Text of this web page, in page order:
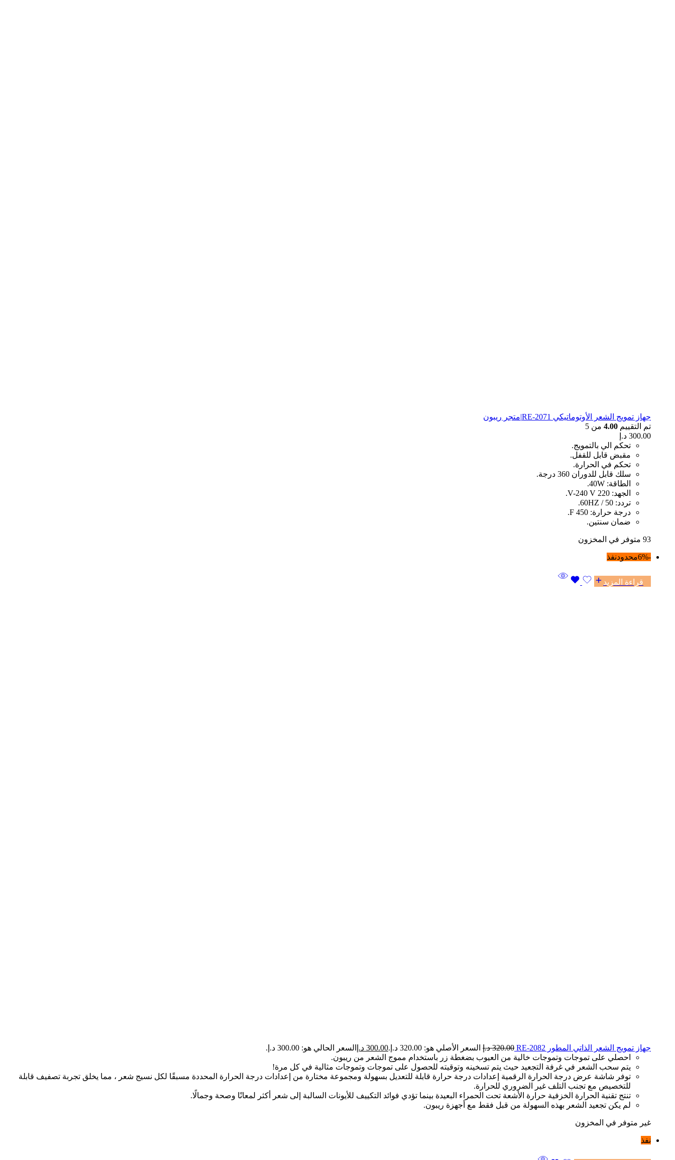
جهاز تمويج الشعر الأوتوماتيكي RE-2071|متجر ريبون
تم التقييم 4.00 من 5
300.00 د.إ
تحكم الي بالتمويج.
مقبض قابل للقفل.
تحكم في الحرارة.
سلك قابل للدوران 360 درجة.
الطاقة: 40W.
الجهد: 220 V-240 V.
تردد: 50 / 60HZ.
درجة حرارة: F 450.
ضمان سنتين.
93 متوفر في المخزون
-6% محدودنفذ
قراءة المزيد
جهاز تمويج الشعر الذاتي المطور RE-2082 320.00 د.إ السعر الأصلي هو: 320.00 د.إ. 300.00 د.إ السعر الحالي هو: 300.00 د.إ.
احصلي على تموجات وتموجات خالية من العيوب بضغطة زر باستخدام مموج الشعر من ريبون.
يتم سحب الشعر في غرفة التجعيد حيث يتم تسخينه وتوقيته للحصول على تموجات وتموجات مثالية في كل مرة!
توفر شاشة عرض درجة الحرارة الرقمية إعدادات درجة حرارة قابلة للتعديل بسهولة ومجموعة مختارة من إعدادات درجة الحرارة المحددة مسبقًا لكل نسيج شعر ، مما يخلق تجربة تصفيف قابلة
للتخصيص مع تجنب التلف غير الضروري للحرارة.
تنتج تقنية الحرارة الخزفية حرارة الأشعة تحت الحمراء البعيدة بينما تؤدي فوائد التكييف للأيونات السالبة إلى شعر أكثر لمعانًا وصحة وجمالًا.
لم يكن تجعيد الشعر بهذه السهولة من قبل فقط مع أجهزة ريبون.
غير متوفر في المخزون
نفذ